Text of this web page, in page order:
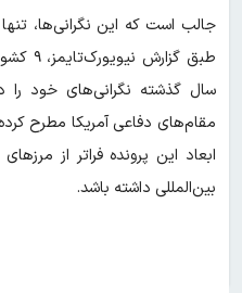
جالب‌ است که این نگرانی‌ها،
طبق
سال گذشته نگرانی‌های خود
مقام‌های دفاعی آمریکا مطرح
ابعاد این پرونده فراتر از
بین‌المللی داشته باشد.